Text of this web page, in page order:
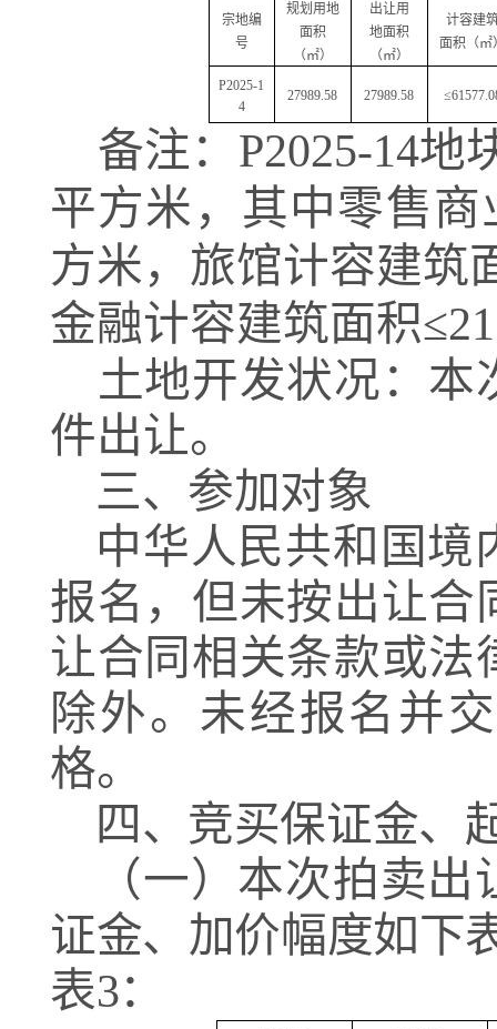
宗地编
号
规划用地
面积
（㎡）
出让用
地面积
（㎡）
计容建
面积 （㎡
P2025-1
4
27989.58 27989.58 ≤
备注： P2025-14地
平方米 ，其中零售
方米，旅馆计容建筑
金融计容建筑面积≤
土地开发状况：本
件出让。
三、参加对象
中华人民共和国境
报名，但未按出让合
让合同相关条款或法
除外。未经报名并
格。
四、竞买保证金、
（一）本次拍卖
证金、加价幅度如下
表3：